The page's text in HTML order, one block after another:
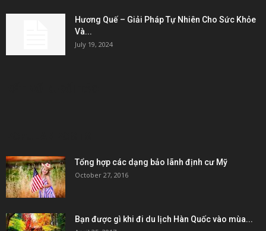
Hương Quế – Giải Pháp Tự Nhiên Cho Sức Khỏe
Và...
July 19, 2024
Tổng hợp các dạng bảo lãnh định cư Mỹ
October 27, 2016
Bạn được gì khi đi du lịch Hàn Quốc vào mùa...